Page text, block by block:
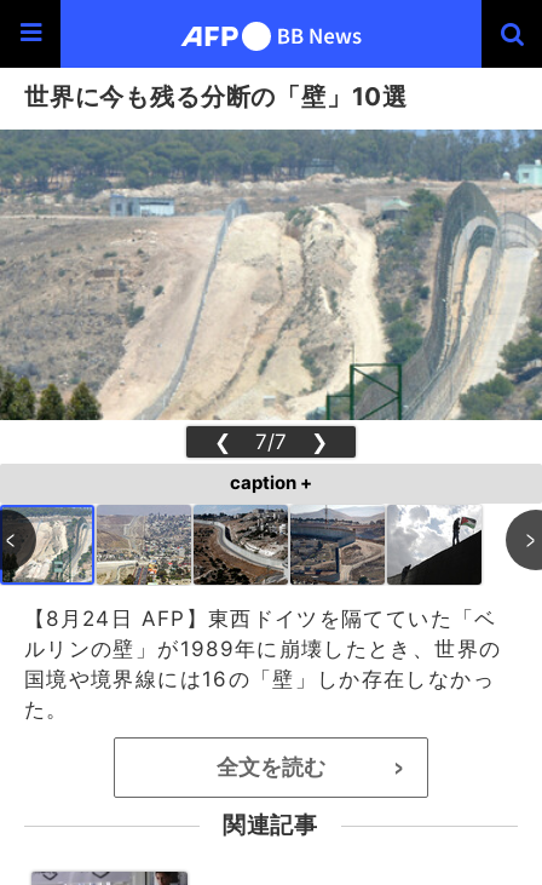
世界に今も残る分断の「壁」10選
❮ 7/7 ❯
caption +
【8月24日 AFP】東西ドイツを隔てていた「ベ
ルリンの壁」が1989年に崩壊したとき、世界の
国境や境界線には16の「壁」しか存在しなかっ
た。
全文を読む >
関連記事